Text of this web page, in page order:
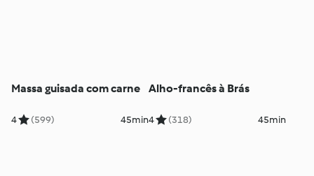
Massa guisada com carne
4 (599) 45min
Alho-francês à Brás
4 (318) 45min